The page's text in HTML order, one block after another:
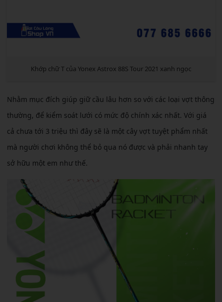
Khớp chữ T của Yonex Astrox 88S Tour 2021 xanh ngọc
Nhằm mục đích giúp giữ cầu lâu hơn so với các loại vợt thông
thường, để kiểm soát lưới có mức độ chính xác nhất. Với giá
cả chưa tới 3 triệu thì đây sẽ là một cây vợt tuyệt phẩm nhất
mà người chơi không thể bỏ qua nó được và phải nhanh tay
sở hữu một em như thế.